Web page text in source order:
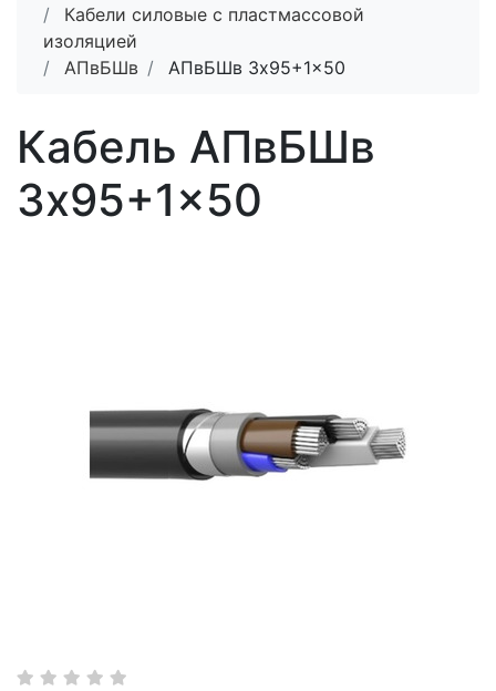
Кабели силовые с пластмассовой
изоляцией
АПвБШв
АПвБШв 3x95+1x50
Кабель АПвБШв
3x95+1x50